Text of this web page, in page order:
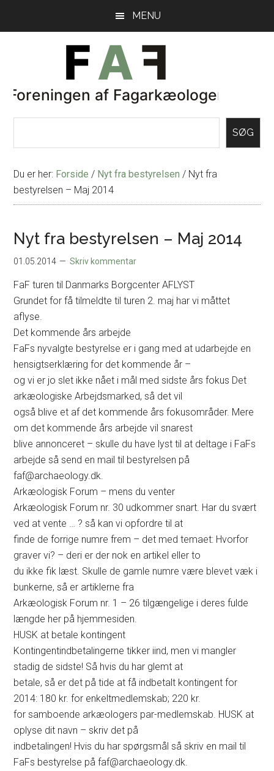
MENU
SØG
Du er her: Forside / Nyt fra bestyrelsen / Nyt fra
bestyrelsen – Maj 2014
Nyt fra bestyrelsen – Maj 2014
01.05.2014 Skriv kommentar
FaF turen til Danmarks Borgcenter AFLYST
Grundet for få tilmeldte til turen 2. maj har vi måttet
aflyse.
Det kommende års arbejde
FaFs nyvalgte bestyrelse er i gang med at udarbejde en
hensigtserklæring for det kommende år –
og vi er jo slet ikke nået i mål med sidste års fokus Det
arkæologiske Arbejdsmarked, så det vil
også blive et af det kommende års fokusområder. Mere
om det kommende års arbejde vil snarest
blive annonceret – skulle du have lyst til at deltage i FaFs
arbejde så send en mail til bestyrelsen på
faf@archaeology.dk.
Arkæologisk Forum – mens du venter
Arkæologisk Forum nr. 30 udkommer snart. Har du svært
ved at vente … ? så kan vi opfordre til at
finde de forrige numre frem – det med temaet: Hvorfor
graver vi? – deri er der nok en artikel eller to
du ikke fik læst. Skulle de gamle numre være blevet væk i
bunkerne, så er artiklerne fra
Arkæologisk Forum nr. 1 – 26 tilgængelige i deres fulde
længde her på hjemmesiden.
HUSK at betale kontingent
Kontingentindbetalingerne tikker iind, men vi mangler
stadig de sidste! Så hvis du har glemt at
betale, så er det på tide at få indbetalt kontingent for
2014: 180 kr. for enkeltmedlemskab; 220 kr.
for samboende arkæologers par-medlemskab. HUSK at
oplyse dit navn – skriv det på
indbetalingen! Hvis du har spørgsmål så skriv en mail til
FaFs bestyrelse på faf@archaeology.dk.